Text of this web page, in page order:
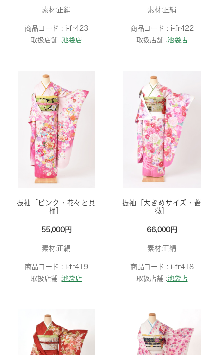
素材:正絹
商品コード : i-fr423
取扱店舗 :池袋店
素材:正絹
商品コード : i-fr422
取扱店舗 :池袋店
振袖［ピンク・花々と貝
桶］
55,000円
素材:正絹
商品コード : i-fr419
取扱店舗 :池袋店
振袖［大きめサイズ・薔
薇］
66,000円
素材:正絹
商品コード : i-fr418
取扱店舗 :池袋店